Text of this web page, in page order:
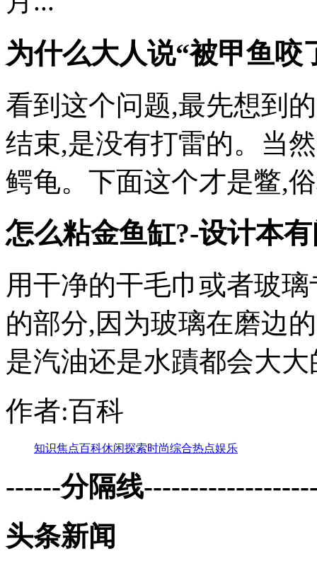
为什么大人说“被甲鱼咬
看到这个问题,最先想到
结束,是没有打雷的。当
鳄龟。下面这个才是鳖,
怎么粘金鱼缸?-设计本
用干净的干毛巾或者玻
的部分,因为玻璃在磨边
是汽油还是水蹟都会大
作者:百科
知识焦点百科休闲探索时尚综合热点娱乐
------分隔线
头条新闻